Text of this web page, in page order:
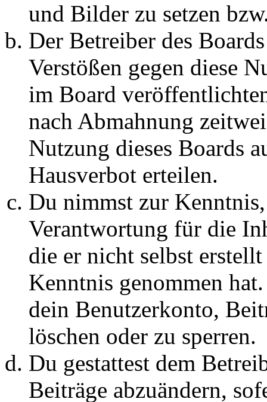
und Bilder zu setzen
Der Betreiber des
Verstößen gegen diese
im Board
nach Abmahnung
Nutzung dieses Boards
Hausverbot erteilen.
Du nimmst zur
Verantwortung für die
die er nicht selbst
Kenntnis genommen
dein Benutzerkonto,
löschen oder zu sperren.
Du gestattest dem
Beiträge abzuändern,